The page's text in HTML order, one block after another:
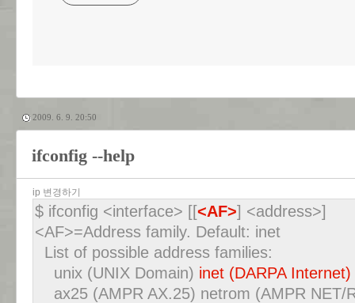
2009. 6. 9. 20:50
ifconfig --help
ip 변경하기
$ ifconfig <interface> [[<AF>] <address>]
<AF>=Address family. Default: inet
List of possible address families:
unix (UNIX Domain) inet (DARPA Internet)
ax25 (AMPR AX.25) netrom (AMPR NET/